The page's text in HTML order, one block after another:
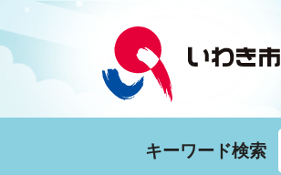
キーワード検索